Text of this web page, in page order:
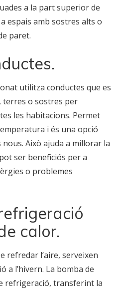
a la part superior de
espais amb sostres alts o
paret.
utilitza conductes que es
terres o sostres per
les habitacions. Permet
i és una opció
nous. Això ajuda a millorar la
ser beneficiós per a
o problemes
calor.
refredar l’aire, serveixen
a l’hivern. La bomba de
refrigeració, transferint la